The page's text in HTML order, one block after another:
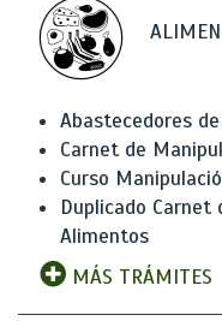
Abastecedores
Carnet de
Curso
Duplicado Carnet
Alimentos
MÁS TRÁMITES